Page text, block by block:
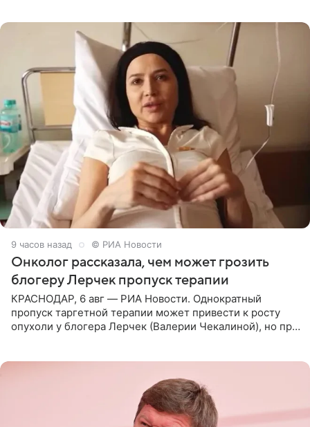
9 часов назад © РИА Новости
Онколог рассказала, чем может грозить
блогеру Лерчек пропуск терапии
КРАСНОДАР, 6 авг — РИА Новости. Однократный
пропуск таргетной терапии может привести к росту
опухоли у блогера Лерчек (Валерии Чекалиной), но при